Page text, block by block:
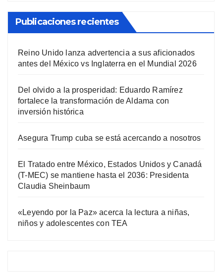
Publicaciones recientes
Reino Unido lanza advertencia a sus aficionados
antes del México vs Inglaterra en el Mundial 2026
Del olvido a la prosperidad: Eduardo Ramírez
fortalece la transformación de Aldama con
inversión histórica
Asegura Trump cuba se está acercando a nosotros
El Tratado entre México, Estados Unidos y Canadá
(T-MEC) se mantiene hasta el 2036: Presidenta
Claudia Sheinbaum
«Leyendo por la Paz» acerca la lectura a niñas,
niños y adolescentes con TEA